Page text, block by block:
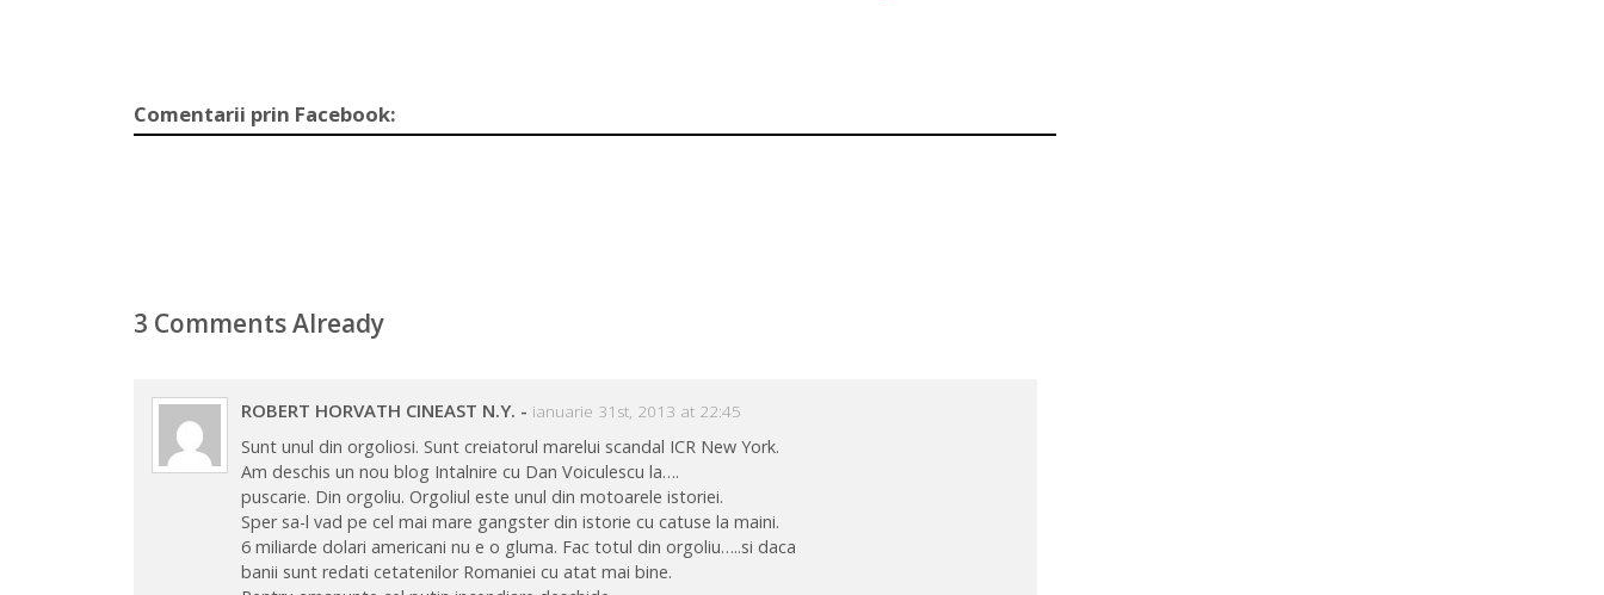
Comentarii prin Facebook:
3 Comments Already
ROBERT HORVATH CINEAST N.Y. - ianuarie 31st, 2013 at 22:45
Sunt unul din orgoliosi. Sunt creiatorul marelui scandal ICR New York.
Am deschis un nou blog Intalnire cu Dan Voiculescu la….
puscarie. Din orgoliu. Orgoliul este unul din motoarele istoriei.
Sper sa-l vad pe cel mai mare gangster din istorie cu catuse la maini.
6 miliarde dolari americani nu e o gluma. Fac totul din orgoliu…..si daca
banii sunt redati cetatenilor Romaniei cu atat mai bine.